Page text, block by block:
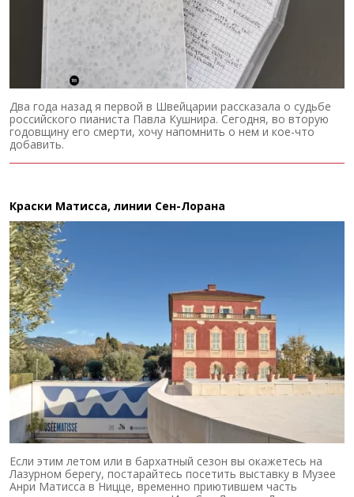
Два года назад я первой в Швейцарии рассказала о судьбе
российского пианиста Павла Кушнира. Сегодня, во вторую
годовщину его смерти, хочу напомнить о нем и кое-что
добавить.
Краски Матисса, линии Сен-Лорана
Если этим летом или в бархатный сезон вы окажетесь на
Лазурном берегу, постарайтесь посетить выставку в Музее
Анри Матисса в Ницце, временно приютившем часть